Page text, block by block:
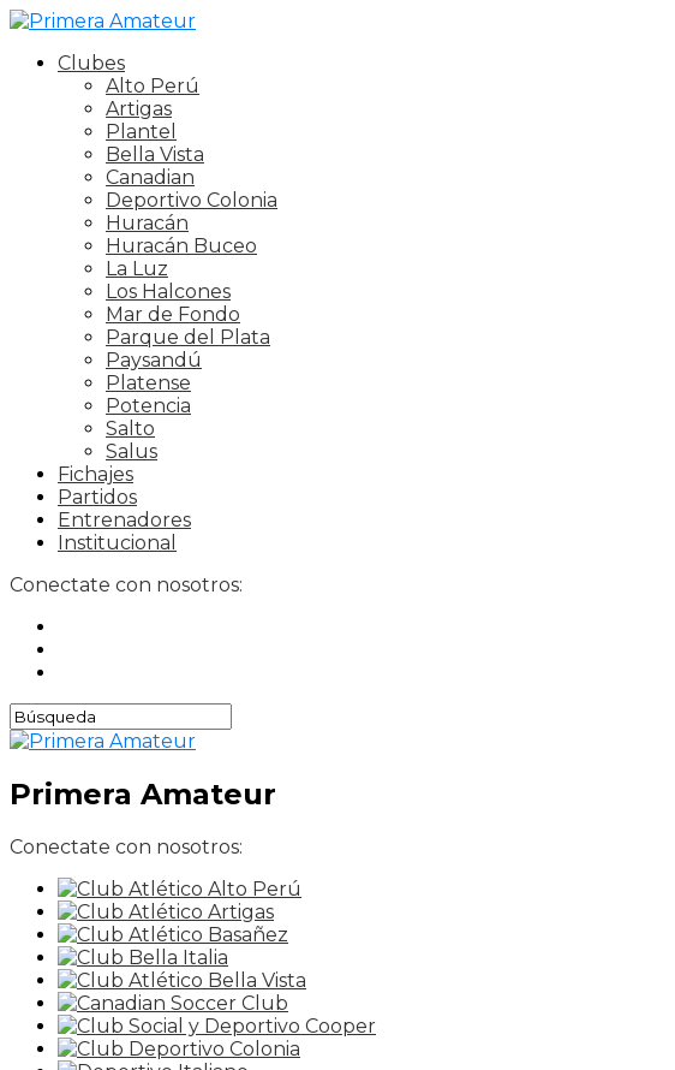
Clubes
Alto Perú
Artigas
Plantel
Bella Vista
Canadian
Deportivo Colonia
Huracán
Huracán Buceo
La Luz
Los Halcones
Mar de Fondo
Parque del Plata
Paysandú
Platense
Potencia
Salto
Salus
Fichajes
Partidos
Entrenadores
Institucional
Conectate con nosotros:
Primera Amateur
Conectate con nosotros: